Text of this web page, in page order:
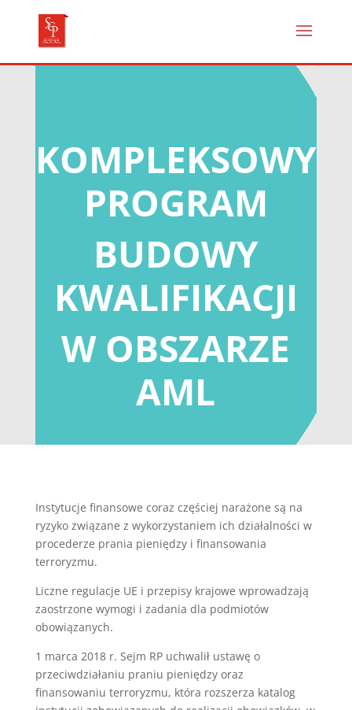
KOMPLEKSOWY
PROGRAM
BUDOWY
KWALIFIKACJI
W OBSZARZE
AML
Instytucje finansowe coraz częściej narażone są na
ryzyko związane z wykorzystaniem ich działalności w
procederze prania pieniędzy i finansowania
terroryzmu.
Liczne regulacje UE i przepisy krajowe wprowadzają
zaostrzone wymogi i zadania dla podmiotów
obowiązanych.
1 marca 2018 r. Sejm RP uchwalił ustawę o
przeciwdziałaniu praniu pieniędzy oraz
finansowaniu terroryzmu, która rozszerza katalog